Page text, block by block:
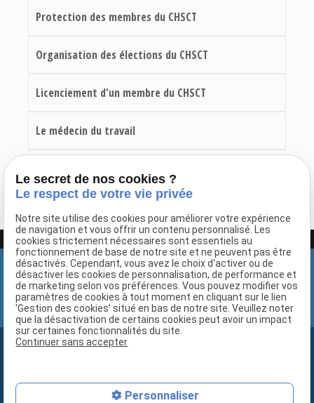
Protection des membres du CHSCT
Organisation des élections du CHSCT
Licenciement d'un membre du CHSCT
Le médecin du travail
Google Adsense est désactivé. Autoriser
Newsletter
Le secret de nos cookies ?
Le respect de votre vie privée
Notre site utilise des cookies pour améliorer votre expérience
de navigation et vous offrir un contenu personnalisé. Les
cookies strictement nécessaires sont essentiels au
fonctionnement de base de notre site et ne peuvent pas être
désactivés. Cependant, vous avez le choix d'activer ou de
désactiver les cookies de personnalisation, de performance et
de marketing selon vos préférences. Vous pouvez modifier vos
paramètres de cookies à tout moment en cliquant sur le lien
'Gestion des cookies' situé en bas de notre site. Veuillez noter
que la désactivation de certains cookies peut avoir un impact
sur certaines fonctionnalités du site.
Continuer sans accepter
Personnaliser